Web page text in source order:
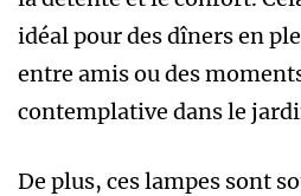
idéal pour des dîners en
entre amis ou des
contemplative dans le
De plus, ces lampes sont